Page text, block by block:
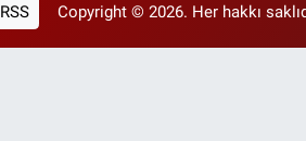
RSS Copyright © 2026. Her hakkı